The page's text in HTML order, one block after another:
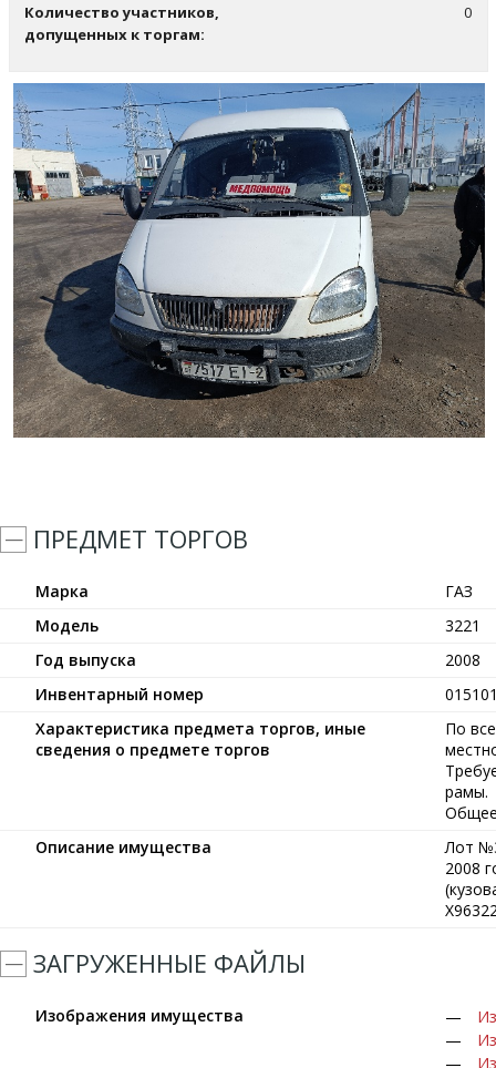
Количество участников,
допущенных к торгам:
0
ПРЕДМЕТ ТОРГОВ
Марка
ГАЗ
Модель
3221
Год выпуска
2008
Инвентарный номер
Характеристика предмета торгов, иные
сведения о предмете торгов
По
рамы.
Общее
Описание имущества
Лот
2008
ЗАГРУЖЕННЫЕ ФАЙЛЫ
Изображения имущества